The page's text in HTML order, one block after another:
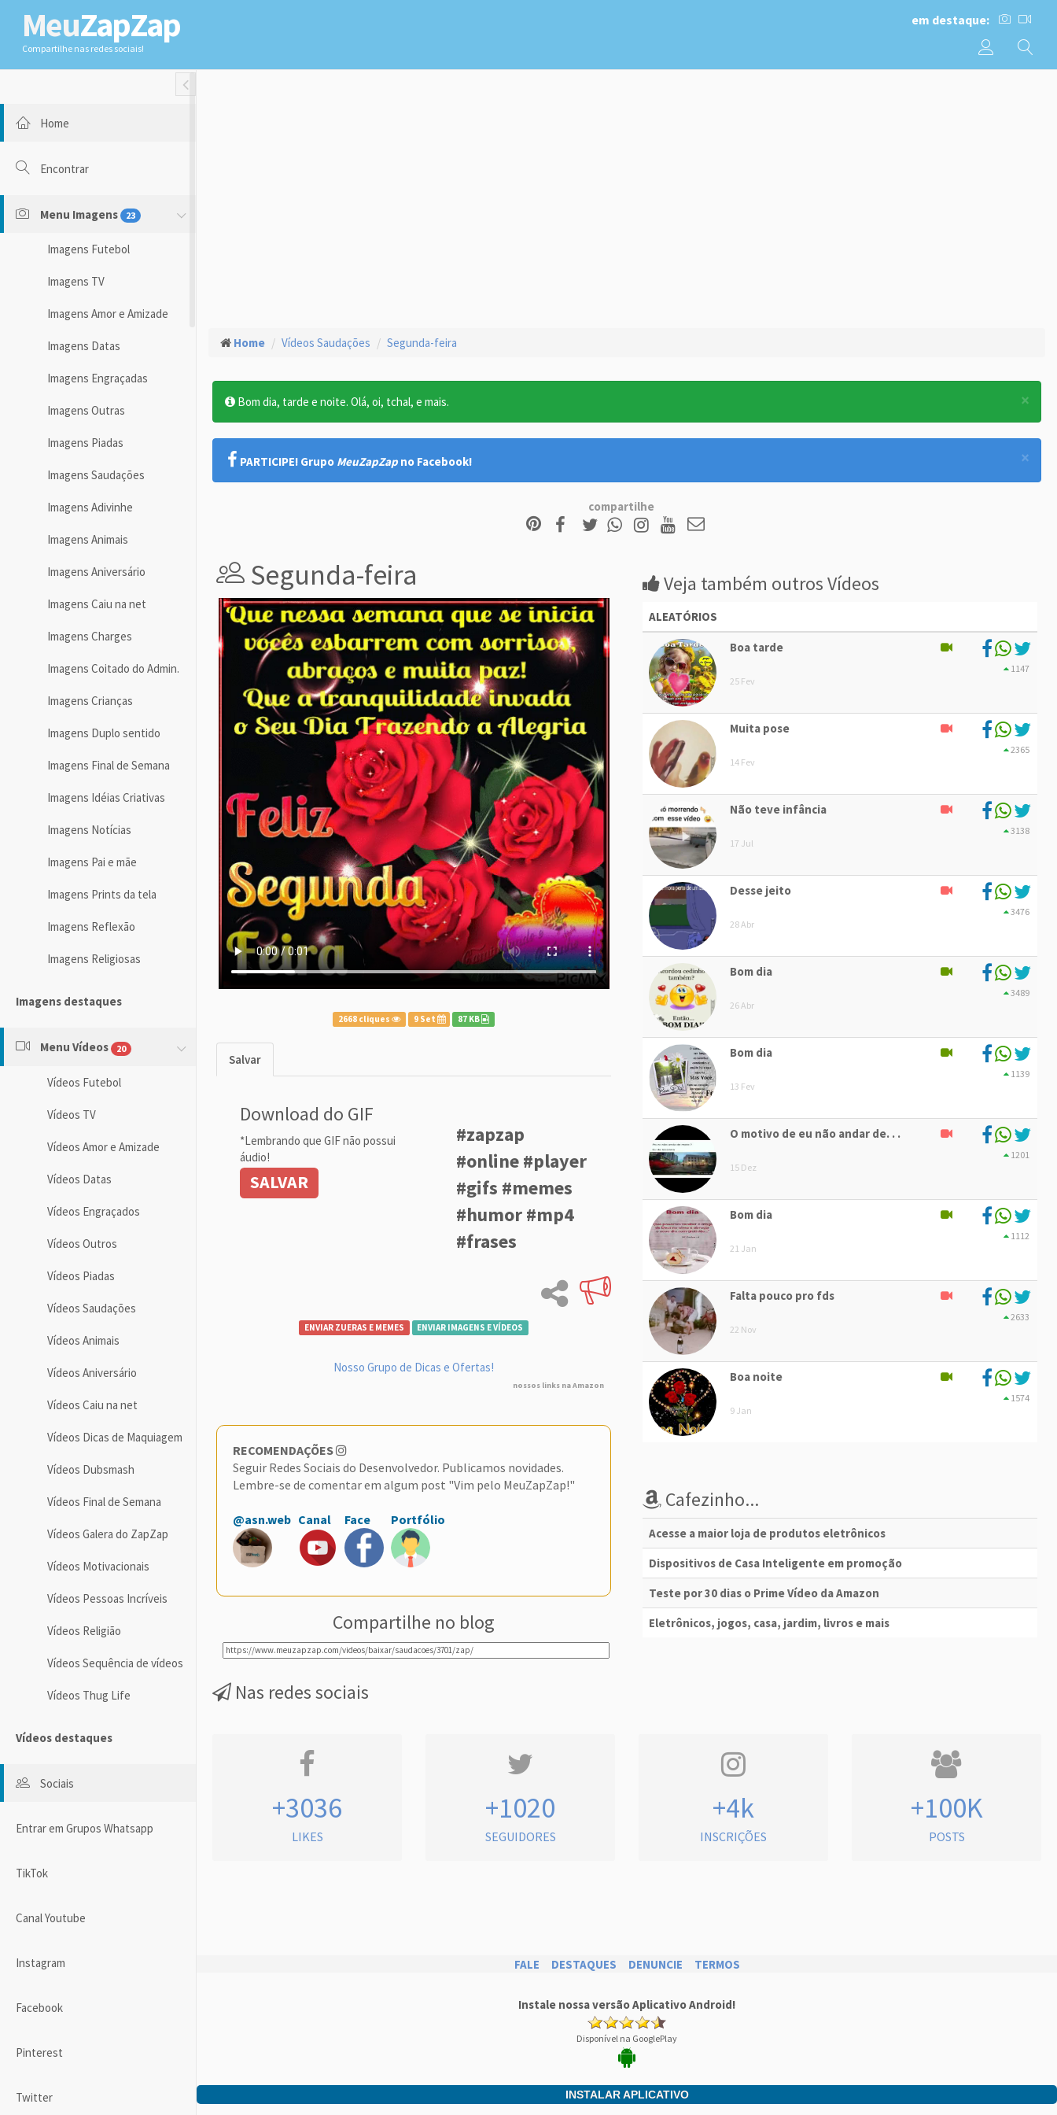
MeuZapZap
Compartilhe nas redes sociais!
em destaque:
Toggle Fullwidth
Home
Encontrar
Menu Imagens 23
Imagens Futebol
Imagens TV
Imagens Amor e Amizade
Imagens Datas
Imagens Engraçadas
Imagens Outras
Imagens Piadas
Imagens Saudações
Imagens Adivinhe
Imagens Animais
Imagens Aniversário
Imagens Caiu na net
Imagens Charges
Imagens Coitado do Admin.
Imagens Crianças
Imagens Duplo sentido
Imagens Final de Semana
Imagens Idéias Criativas
Imagens Notícias
Imagens Pai e mãe
Imagens Prints da tela
Imagens Reflexão
Imagens Religiosas
Imagens destaques
Menu Vídeos 20
Vídeos Futebol
Vídeos TV
Vídeos Amor e Amizade
Vídeos Datas
Vídeos Engraçados
Vídeos Outros
Vídeos Piadas
Vídeos Saudações
Vídeos Animais
Vídeos Aniversário
Vídeos Caiu na net
Vídeos Dicas de Maquiagem
Vídeos Dubsmash
Vídeos Final de Semana
Vídeos Galera do ZapZap
Vídeos Motivacionais
Vídeos Pessoas Incríveis
Vídeos Religião
Vídeos Sequência de vídeos
Vídeos Thug Life
Vídeos destaques
Sociais
Entrar em Grupos Whatsapp
TikTok
Canal Youtube
Instagram
Facebook
Pinterest
Twitter
Home Vídeos Saudações Segunda-feira
×
Bom dia, tarde e noite. Olá, oi, tchal, e mais.
×
PARTICIPE! Grupo MeuZapZap no Facebook!
compartilhe
Segunda-feira
2668 cliques 9 Set 87 KB
Salvar
Download do GIF
*Lembrando que GIF não possui
áudio!
SALVAR
#zapzap
#online #player
#gifs #memes
#humor #mp4
#frases
ENVIAR ZUERAS E MEMES ENVIAR IMAGENS E VÍDEOS
Nosso Grupo de Dicas e Ofertas!
nossos links na Amazon
RECOMENDAÇÕES
Seguir Redes Sociais do Desenvolvedor. Publicamos novidades.
Lembre-se de comentar em algum post "Vim pelo MeuZapZap!"
@asn.web Canal Face Portfólio
Compartilhe no blog
Veja também outros Vídeos
ALEATÓRIOS
Boa tarde
25 Fev
1147
Muita pose
14 Fev
2365
Não teve infância
17 Jul
3138
Desse jeito
28 Abr
3476
Bom dia
26 Abr
3489
Bom dia
13 Fev
1139
O motivo de eu não andar de. . .
15 Dez
1201
Bom dia
21 Jan
1112
Falta pouco pro fds
22 Nov
2633
Boa noite
9 Jan
1574
Cafezinho...
Acesse a maior loja de produtos eletrônicos
Dispositivos de Casa Inteligente em promoção
Teste por 30 dias o Prime Vídeo da Amazon
Eletrônicos, jogos, casa, jardim, livros e mais
Nas redes sociais
+3036
LIKES
+1020
SEGUIDORES
+4k
INSCRIÇÕES
+100K
POSTS
FALE DESTAQUES DENUNCIE TERMOS
Instale nossa versão Aplicativo Android!
Disponível na GooglePlay
INSTALAR APLICATIVO